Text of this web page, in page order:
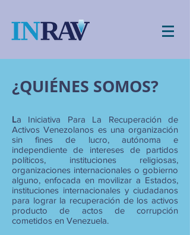
¿QUIÉNES SOMOS?
La Iniciativa Para La Recuperación de
Activos Venezolanos es una organización
sin fines de lucro, autónoma e
independiente de intereses de partidos
políticos, instituciones religiosas,
organizaciones internacionales o gobierno
alguno, enfocada en movilizar a Estados,
instituciones internacionales y ciudadanos
para lograr la recuperación de los activos
producto de actos de corrupción
cometidos en Venezuela.